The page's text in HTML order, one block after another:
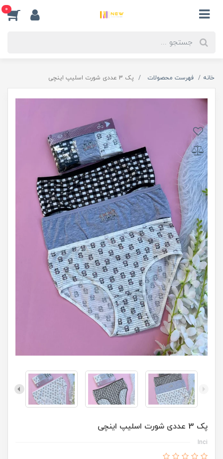
0
خانه فهرست محصولات پک 3 عددی شورت اسلیپ اینچی
پک 3 عددی شورت اسلیپ اینچی
Inci